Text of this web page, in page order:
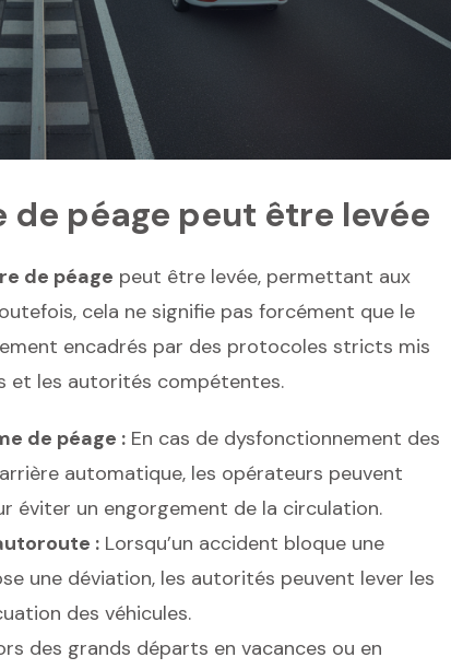
de péage peut être levée
de péage peut être levée, permettant aux
cela ne signifie pas forcément que le
encadrés par des protocoles stricts mis
et les autorités compétentes.
de péage : En cas de dysfonctionnement des
automatique, les opérateurs peuvent
éviter un engorgement de la circulation.
: Lorsqu’un accident bloque une
une déviation, les autorités peuvent lever les
des véhicules.
des grands départs en vacances ou en